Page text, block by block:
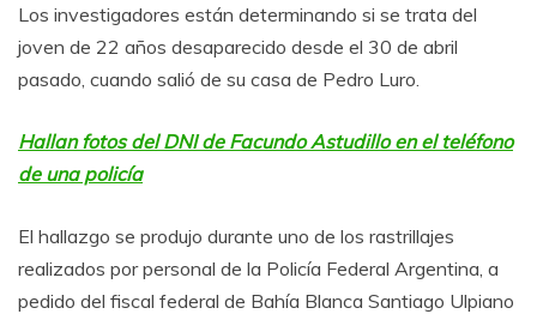
Los investigadores están determinando si se trata del
joven de 22 años desaparecido desde el 30 de abril
pasado, cuando salió de su casa de Pedro Luro.
Hallan fotos del DNI de Facundo Astudillo en el teléfono
de una policía
El hallazgo se produjo durante uno de los rastrillajes
realizados por personal de la Policía Federal Argentina, a
pedido del fiscal federal de Bahía Blanca Santiago Ulpiano